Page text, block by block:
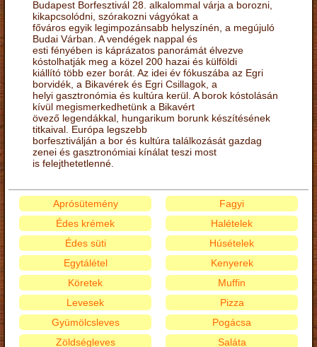
Budapest Borfesztivál 28. alkalommal várja a borozni,
kikapcsolódni, szórakozni vágyókat a
főváros egyik legimpozánsabb helyszínén, a megújuló
Budai Várban. A vendégek nappal és
esti fényében is káprázatos panorámát élvezve
kóstolhatják meg a közel 200 hazai és külföldi
kiállító több ezer borát. Az idei év fókuszába az Egri
borvidék, a Bikavérek és Egri Csillagok, a
helyi gasztronómia és kultúra kerül. A borok kóstolásán
kívül megismerkedhetünk a Bikavért
övező legendákkal, hungarikum borunk készítésének
titkaival. Európa legszebb
borfesztiválján a bor és kultúra találkozását gazdag
zenei és gasztronómiai kínálat teszi most
is felejthetetlenné.
Aprósütemény
Édes krémek
Édes süti
Egytálétel
Fagyi
Halételek
Húsételek
Kenyerek
Köretek
Levesek
Gyümölcsleves
Zöldségleves
Muffin
Pizza
Pogácsa
Saláta